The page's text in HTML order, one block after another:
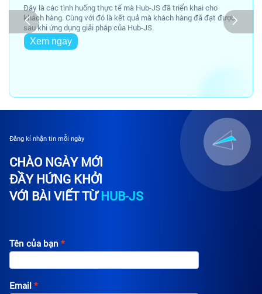
Đây là các tình huống thực tế mà Hub-JS đã triển khai cho
khách hàng. Cùng với đó là kết quả mà khách hàng đã đạt được
sau khi ứng dụng giải pháp của Hub-JS.
Xem ngay
Đăng kí nhận tin mỗi ngày
CHÀO NGÀY MỚI
ĐẦY HỨNG KHỞI
VỚI BÀI VIẾT TỪHUB-JS
Tên của bạn
Email